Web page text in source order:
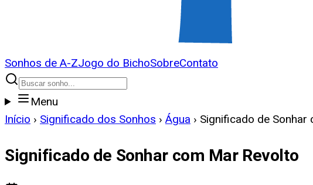
Sonhos de A-ZJogo do BichoSobreContato
Menu
Início › Significado dos Sonhos › Água › Significado de Sonhar
Significado de Sonhar com Mar Revolto